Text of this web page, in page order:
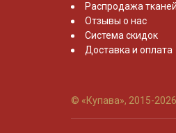
Распродажа тканей
Отзывы о нас
Система скидок
Доставка и оплата
© «Купава», 2015-2026